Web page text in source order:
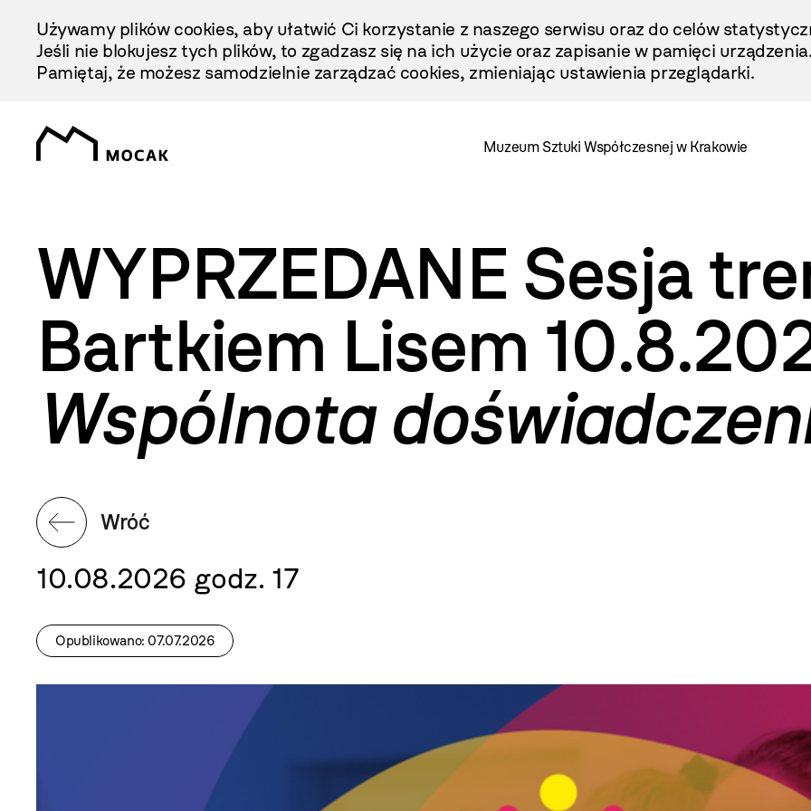
Treści
Używamy plików cookies, aby ułatwić Ci korzystanie z naszego serwisu oraz do celów
Jeśli nie blokujesz tych plików, to zgadzasz się na ich użycie oraz zapisanie w pamięci
Pamiętaj, że możesz samodzielnie zarządzać cookies, zmieniając ustawienia przeglądarki.
Muzeum Sztuki Współczesnej w Krakowie
WYPRZEDANE Sesja
Bartkiem Lisem
Wspólnota
Wróć
10.08.2026 godz. 17
Opublikowano: 07.07.2026